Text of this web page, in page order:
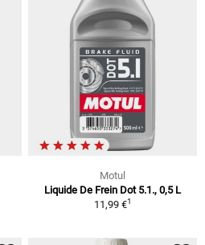
Motul
Liquide De Frein Dot 5.1., 0,5 L
11,99 €1